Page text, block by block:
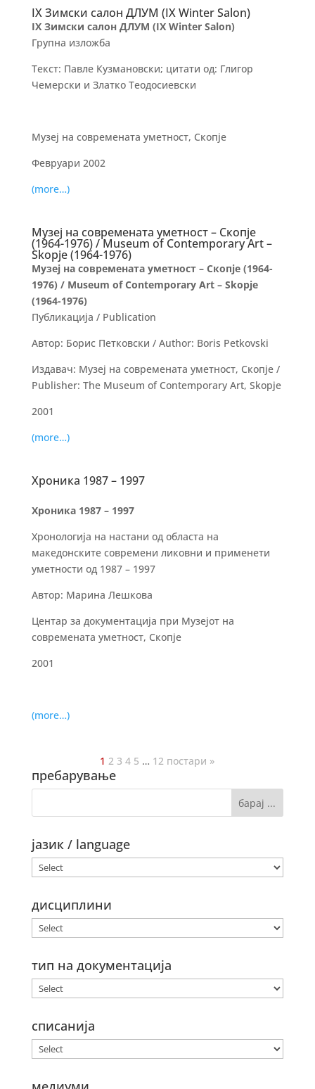
IX Зимски салон ДЛУМ (IX Winter Salon)
IX Зимски салон ДЛУМ (IX Winter Salon)
Групна изложба
Текст: Павле Кузмановски; цитати од: Глигор
Чемерски и Златко Теодосиевски
Музеј на современата уметност, Скопје
Февруари 2002
(more…)
Музеј на современата уметност – Скопје
(1964-1976) / Museum of Contemporary Art –
Skopjе (1964-1976)
Музеј на современата уметност – Скопје (1964-
1976) / Museum of Contemporary Art – Skopjе
(1964-1976)
Публикација / Publication
Автор: Борис Петковски / Author: Boris Petkovski
Издавач: Музеј на современата уметност, Скопје /
Publisher: The Museum of Contemporary Art, Skopje
2001
(more…)
Хроника 1987 – 1997
Хроника 1987 – 1997
Хронологија на настани од областа на
македонските современи ликовни и применети
уметности од 1987 – 1997
Автор: Марина Лешкова
Центар за документација при Музејот на
современата уметност, Скопје
2001
(more…)
1 2 3 4 5 … 12 постари »
пребарување
јазик / language
дисциплини
тип на документација
списанија